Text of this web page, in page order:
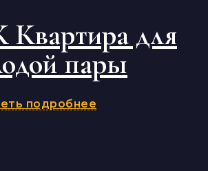
для
пары
подробнее